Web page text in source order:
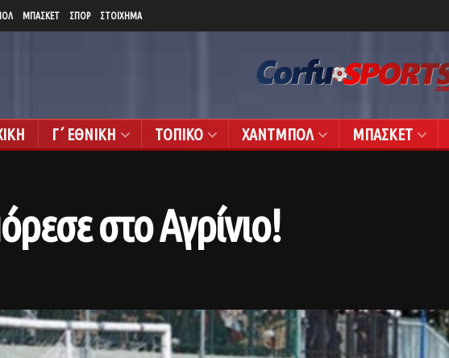
ΜΠΑΣΚΕΤ ΣΠΟΡ ΣΤΟΙΧΗΜΑ
Γ΄ ΕΘΝΙΚΗ ΤΟΠΙΚΟ ΧΑΝΤΜΠΟΛ ΜΠΑΣΚΕΤ
στο Αγρίνιο!